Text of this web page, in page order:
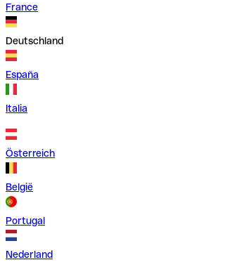
France
Deutschland
España
Italia
Österreich
België
Portugal
Nederland